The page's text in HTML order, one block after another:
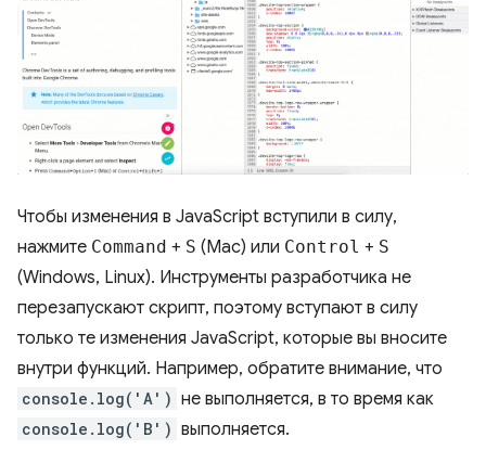
Чтобы изменения в JavaScript вступили в силу,
нажмите Command + S (Mac) или Control + S
(Windows, Linux). Инструменты разработчика не
перезапускают скрипт, поэтому вступают в силу
только те изменения JavaScript, которые вы вносите
внутри функций. Например, обратите внимание, что
console.log('A') не выполняется, в то время как
console.log('B') выполняется.